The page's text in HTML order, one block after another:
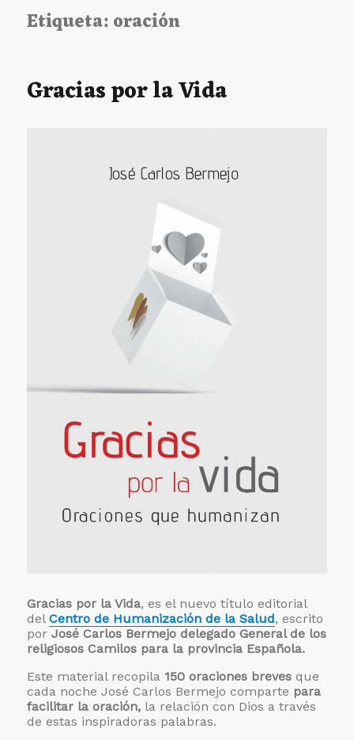
Etiqueta:oración
Gracias por la Vida
Gracias por la Vida, es el nuevo título editorial
delCentro de Humanización de la Salud, escrito
por José Carlos Bermejo delegado General de los
religiosos Camilos para la provincia Española.
Este material recopila150 oraciones breves que
cada noche José Carlos Bermejo comparte para
facilitar la oración, la relación con Dios a través
de estas inspiradoras palabras.